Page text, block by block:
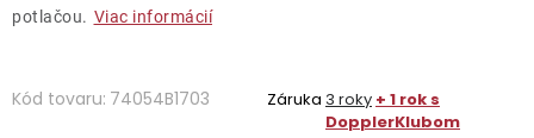
potlačou. Viac informácií
Kód tovaru: 74054B1703 Záruka 3 roky + 1 rok s
DopplerKlubom